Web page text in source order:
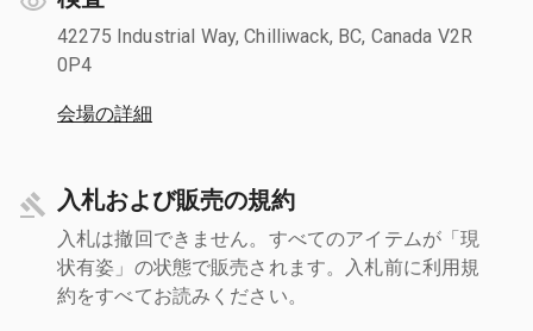
42275 Industrial Way, Chilliwack, BC, Canada V2R
0P4
会場の詳細
入札および販売の規約
入札は撤回できません。すべてのアイテムが「現
状有姿」の状態で販売されます。入札前に利用規
約をすべてお読みください。